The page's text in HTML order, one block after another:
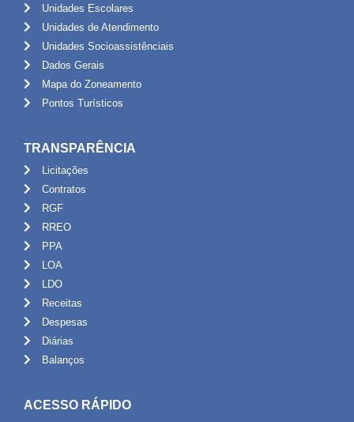
Unidades Escolares
Unidades de Atendimento
Unidades Socioassistênciais
Dados Gerais
Mapa do Zoneamento
Pontos Turísticos
TRANSPARÊNCIA
Licitações
Contratos
RGF
RREO
PPA
LOA
LDO
Receitas
Despesas
Diárias
Balanços
ACESSO RÁPIDO